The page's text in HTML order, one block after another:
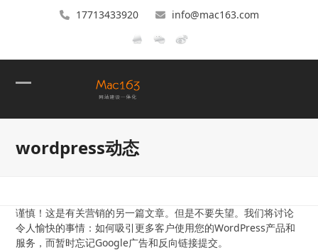
17713433920 info@mac163.com
mobile
menu
mobile
menu
wordpress动态
谨慎！这是有关营销的另一篇文章。但是不要失望。我们将讨论
令人愉快的事情：如何吸引更多客户使用您的WordPress产品和
服务，而暂时忘记Google广告和反向链接提交。